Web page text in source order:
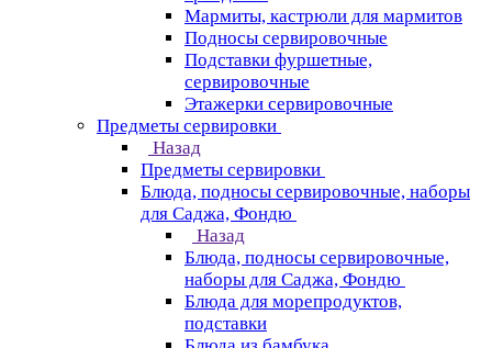
Мармиты, кастрюли для мармитов
Подносы сервировочные
Подставки фуршетные,
сервировочные
Этажерки сервировочные
Предметы сервировки
Назад
Предметы сервировки
Блюда, подносы сервировочные, наборы
для Саджа, Фондю
Назад
Блюда, подносы сервировочные,
наборы для Саджа, Фондю
Блюда для морепродуктов,
подставки